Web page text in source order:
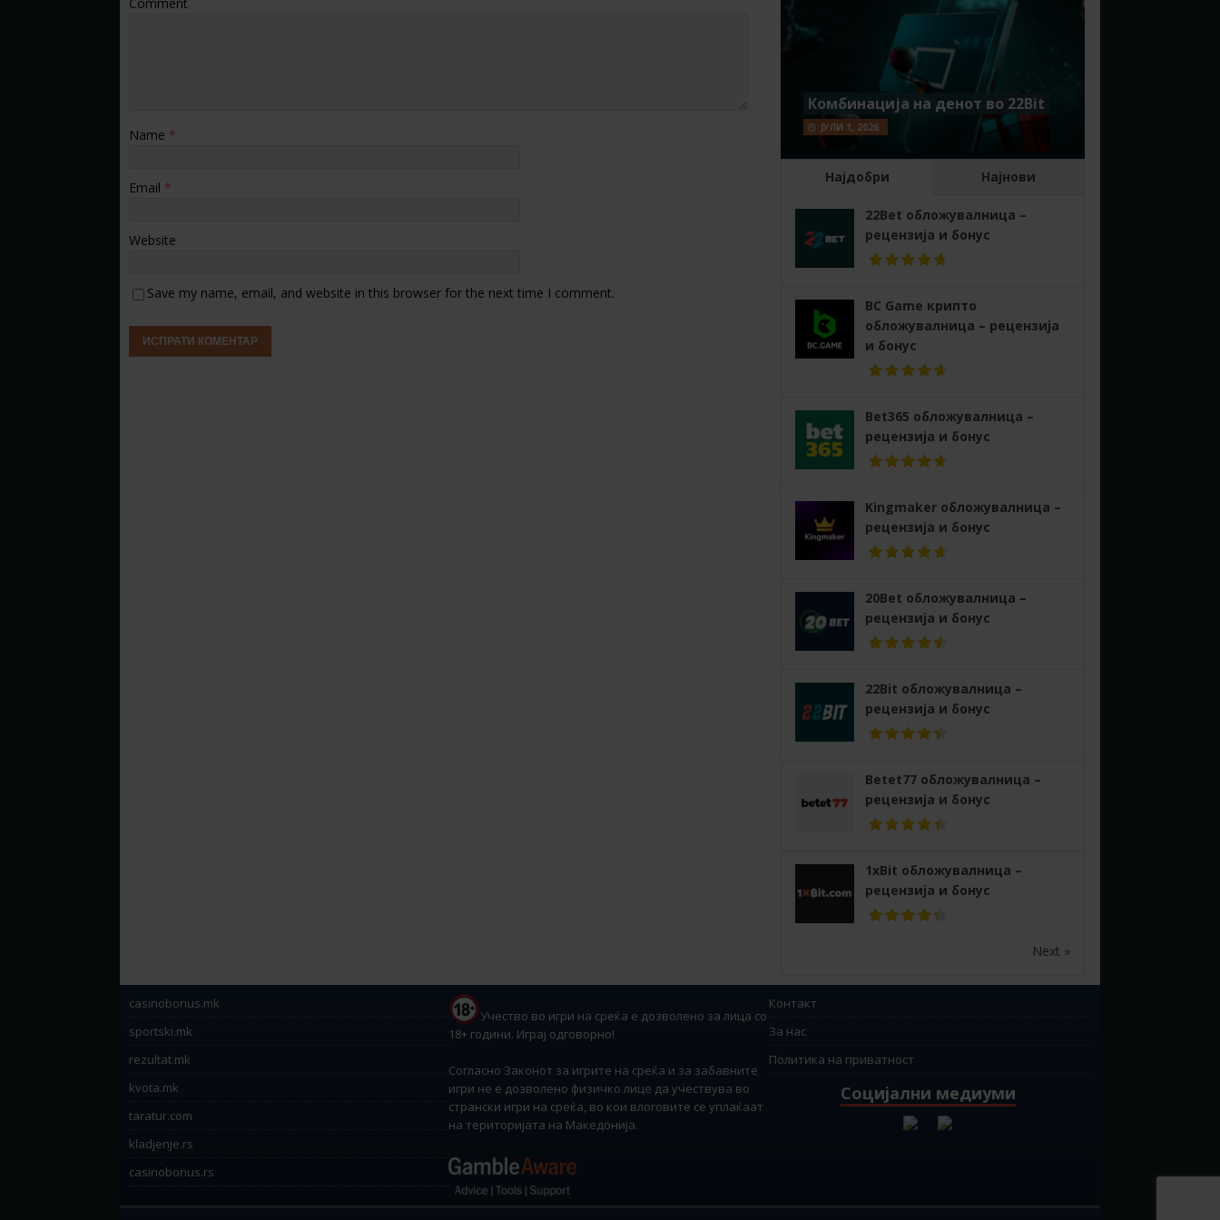
Name *
Email *
Website
Save my name, email, and website in this browser for the next time I comment.
Комбинација на денот во 22Bit
ЈУЛИ 1, 2026
Најдобри Најнови
22Bet обложувалница –
рецензија и бонус
BC Game крипто
обложувалница – рецензија
и бонус
Bet365 обложувалница –
рецензија и бонус
Kingmaker обложувалница –
рецензија и бонус
20Bet обложувалница –
рецензија и бонус
22Bit обложувалница –
рецензија и бонус
Betet77 обложувалница –
рецензија и бонус
1xBit обложувалница –
рецензија и бонус
Next »
casinobonus.mk
sportski.mk
rezultat.mk
kvota.mk
taratur.com
kladjenje.rs
casinobonus.rs
Учество во игри на среќа е дозволено за лица со
18+ години. Играј одговорно!
Согласно Законот за игрите на среќа и за забавните
игри не е дозволено физичко лице да учествува во
странски игри на среќа, во кои влоговите се уплаќаат
на територијата на Македонија.
Контакт
За нас
Политика на приватност
Социјални медиуми